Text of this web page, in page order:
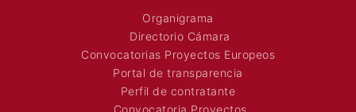
Organigrama
Directorio Cámara
Convocatorias Proyectos Europeos
Portal de transparencia
Perfil de contratante
Convocatoria Proyectos